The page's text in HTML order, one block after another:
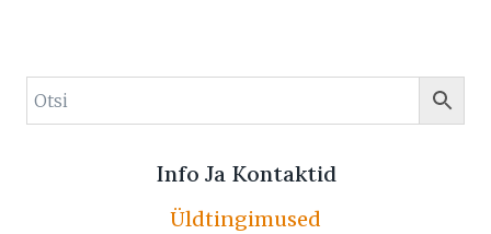
Info Ja Kontaktid
Üldtingimused